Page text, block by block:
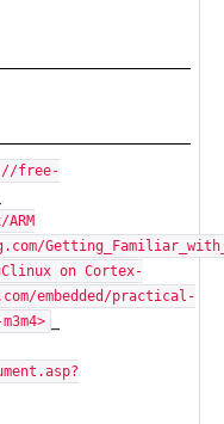
free-
on Cortex-
embedded/practical-